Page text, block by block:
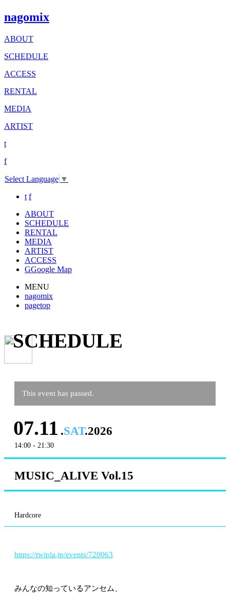
nagomix
ABOUT
SCHEDULE
ACCESS
RENTAL
MEDIA
ARTIST
t
f
Select Language ▼
t f
ABOUT
SCHEDULE
RENTAL
MEDIA
ARTIST
ACCESS
GGoogle Map
MENU
nagomix
pagetop
SCHEDULE
This event has passed.
07.11 .SAT.2026
14:00 - 21:30
MUSIC_ALIVE Vol.15
Hardcore
https://twipla.jp/events/720063
みんなの知っているアンセム、